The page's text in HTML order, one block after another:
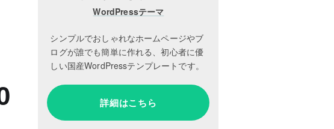
WordPressテーマ
シンプルでおしゃれなホームページやブ
ログが誰でも簡単に作れる、初心者に優
しい国産WordPressテンプレートです。
詳細はこちら